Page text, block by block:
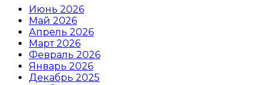
Июнь 2026
Май 2026
Апрель 2026
Март 2026
Февраль 2026
Январь 2026
Декабрь 2025